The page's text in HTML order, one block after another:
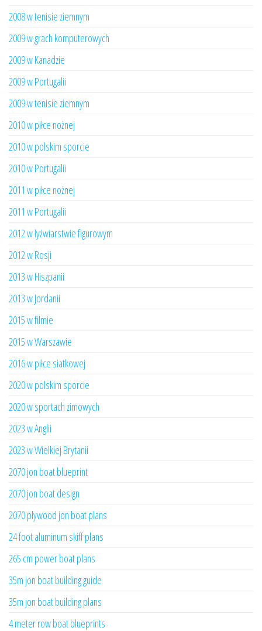
2008 w tenisie ziemnym
2009 w grach komputerowych
2009 w Kanadzie
2009 w Portugalii
2009 w tenisie ziemnym
2010 w piłce nożnej
2010 w polskim sporcie
2010 w Portugalii
2011 w piłce nożnej
2011 w Portugalii
2012 w łyżwiarstwie figurowym
2012 w Rosji
2013 w Hiszpanii
2013 w Jordanii
2015 w filmie
2015 w Warszawie
2016 w piłce siatkowej
2020 w polskim sporcie
2020 w sportach zimowych
2023 w Anglii
2023 w Wielkiej Brytanii
2070 jon boat blueprint
2070 jon boat design
2070 plywood jon boat plans
24 foot aluminum skiff plans
265 cm power boat plans
35m jon boat building guide
35m jon boat building plans
4 meter row boat blueprints